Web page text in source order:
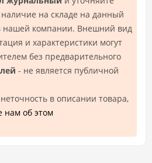
на складе на данный
нашей компании. Внешний вид
и характеристики могут
без предварительного
- не является публичной
в описании товара,
нам об этом